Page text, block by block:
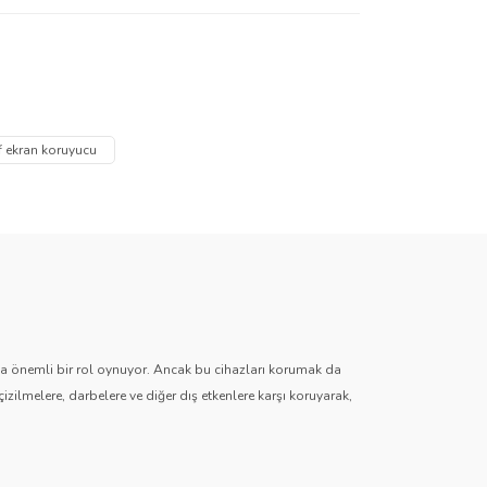
koruyucu
önemli bir rol oynuyor. Ancak bu cihazları korumak da
darbelere ve diğer dış etkenlere karşı koruyarak,